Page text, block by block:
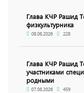
Глава КЧР Рашид
физкультурника
08.08.2026 228
Глава КЧР Рашид
участниками
родными
07.08.2026 459